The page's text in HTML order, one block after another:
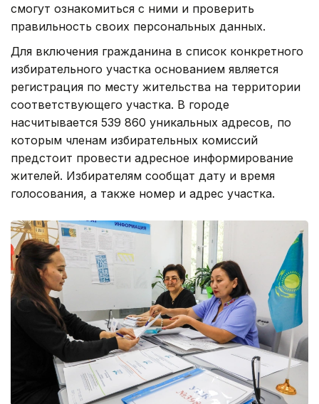
смогут ознакомиться с ними и проверить
правильность своих персональных данных.
Для включения гражданина в список конкретного
избирательного участка основанием является
регистрация по месту жительства на территории
соответствующего участка. В городе
насчитывается 539 860 уникальных адресов, по
которым членам избирательных комиссий
предстоит провести адресное информирование
жителей. Избирателям сообщат дату и время
голосования, а также номер и адрес участка.